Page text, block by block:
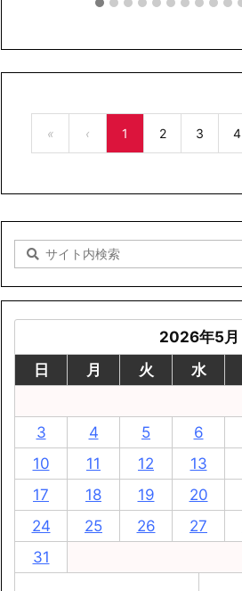
« ‹ 1 2 3 4
2026年5月
日
月 火 水
3
4 5 6
10
11 12 13
17
18 19 20
24
25 26 27
31